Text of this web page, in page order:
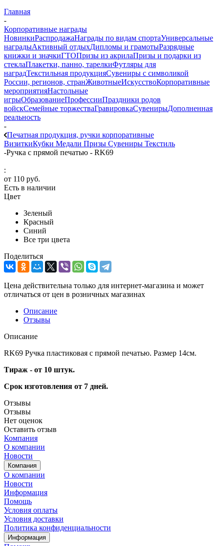
Главная
-
Корпоративные награды
НовинкиРаспродажаНаграды по видам спортаУниверсальные
наградыАктивный отдыхДипломы и грамотыРазрядные
книжки и значкиГТОПризы из акрилаПризы и подарки из
стеклаПлакетки, панно, тарелкиФутляры для
наградТекстильная продукцияСувениры с символикой
России, регионов, странЖивотныеИскусствоКорпоративные
мероприятияНастольные
игрыОбразованиеПрофессииПраздники родов
войскСемейные торжестваГравировкаСувенирыДополненная
реальность
-
Печатная продукция, ручки корпоративные
ВизиткиКубки Медали Призы Сувениры Текстиль
-Ручка с прямой печатью - RK69
:
от 110 руб.
Есть в наличии
Цвет
Зеленый
Красный
Синий
Все три цвета
Поделиться
Цена действительна только для интернет-магазина и может
отличаться от цен в розничных магазинах
Описание
Отзывы
Описание
RK69 Ручка пластиковая с прямой печатью. Размер 14см.
Тираж - от 10 штук.
Срок изготовления от 7 дней.
Отзывы
Отзывы
Нет оценок
Оставить отзыв
Компания
О компании
Новости
Компания
О компании
Новости
Информация
Помощь
Условия оплаты
Условия доставки
Политика конфиденциальности
Информация